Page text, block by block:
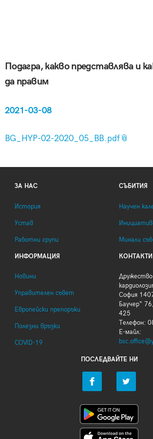
Подагра, какво представлява и
да правим
2021-03-08
BG_HYP-02-2020_05_BB.pdf
ЗА НАС
История
Устав
Работни групи
СЪБИТИЯ
Научен
Минали
ИНФОРМАЦИЯ
Новини
Управителен съвет
Европейски препоръки
Полезни връзки
COVID-19
КОНТАКТИ
Дружество
София
Баучер“
425
Телефон:
Е-майл:
ПОСЛЕДВАЙТЕ НИ